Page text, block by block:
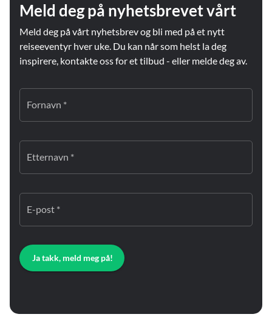
Meld deg på nyhetsbrevet vårt
Meld deg på vårt nyhetsbrev og bli med på et nytt
reiseeventyr hver uke. Du kan når som helst la deg
inspirere, kontakte oss for et tilbud - eller melde deg av.
Fornavn *
Etternavn *
E-post *
Ja takk, meld meg på!